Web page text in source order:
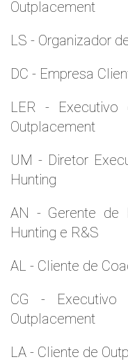
Outplacement
LS - Organizador
DC - Empresa
LER - Executivo
Outplacement
UM - Diretor
Hunting
AN - Gerente de
Hunting e R&S
AL - Cliente de
CG - Executivo
Outplacement
LA - Cliente de